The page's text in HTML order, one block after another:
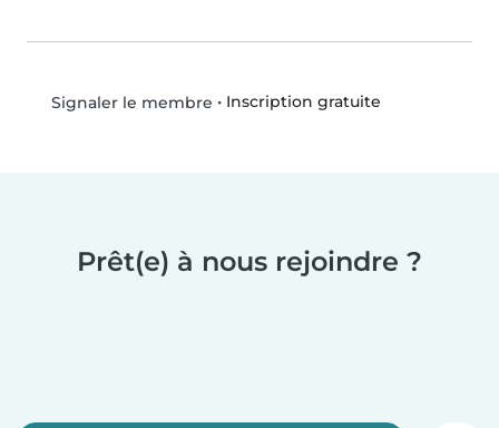
Signaler le membre • Inscription gratuite
Prêt(e) à nous rejoindre ?